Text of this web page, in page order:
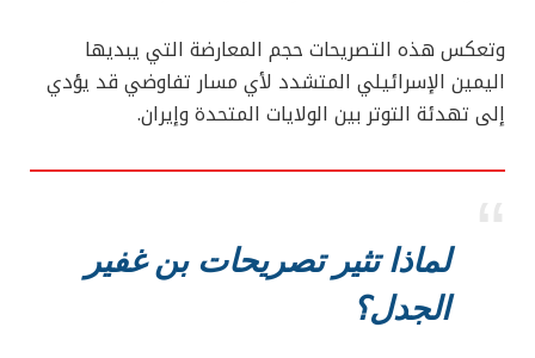
وتعكس هذه التصريحات حجم المعارضة التي يبديها
اليمين الإسرائيلي المتشدد لأي مسار تفاوضي قد يؤدي
إلى تهدئة التوتر بين الولايات المتحدة وإيران.
لماذا تثير تصريحات بن غفير
الجدل؟